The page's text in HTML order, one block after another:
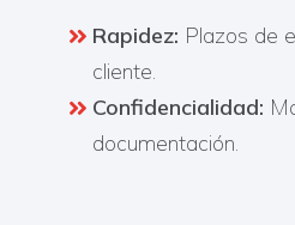
Rapidez: Plazos de
cliente.
Confidencialidad:
documentación.​